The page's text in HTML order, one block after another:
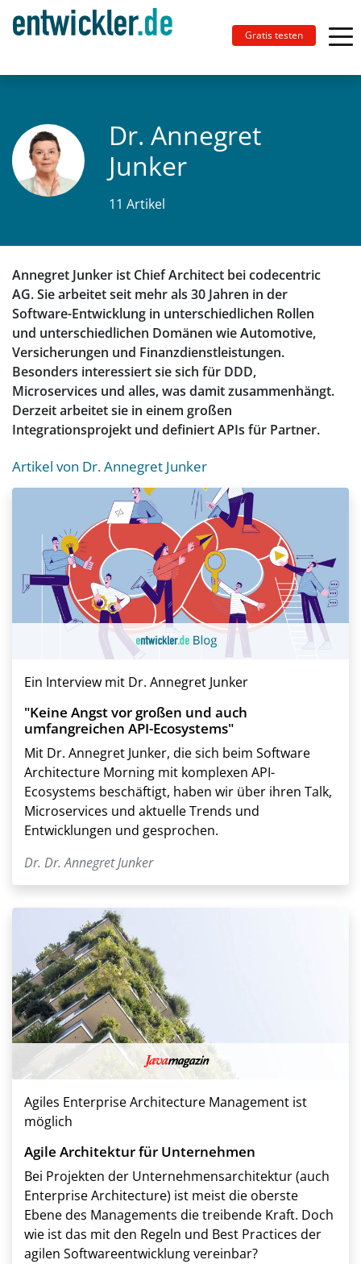
Gratis testen
Dr. Annegret
Junker
11 Artikel
Annegret Junker ist Chief Architect bei codecentric
AG. Sie arbeitet seit mehr als 30 Jahren in der
Software-Entwicklung in unterschiedlichen Rollen
und unterschiedlichen Domänen wie Automotive,
Versicherungen und Finanzdienstleistungen.
Besonders interessiert sie sich für DDD,
Microservices und alles, was damit zusammenhängt.
Derzeit arbeitet sie in einem großen
Integrationsprojekt und definiert APIs für Partner.
Artikel von Dr. Annegret Junker
Ein Interview mit Dr. Annegret Junker
"Keine Angst vor großen und auch
umfangreichen API-Ecosystems"
Mit Dr. Annegret Junker, die sich beim Software
Architecture Morning mit komplexen API-
Ecosystems beschäftigt, haben wir über ihren Talk,
Microservices und aktuelle Trends und
Entwicklungen und gesprochen.
Dr. Dr. Annegret Junker
Agiles Enterprise Architecture Management ist
möglich
Agile Architektur für Unternehmen
Bei Projekten der Unternehmensarchitektur (auch
Enterprise Architecture) ist meist die oberste
Ebene des Managements die treibende Kraft. Doch
wie ist das mit den Regeln und Best Practices der
agilen Softwareentwicklung vereinbar?